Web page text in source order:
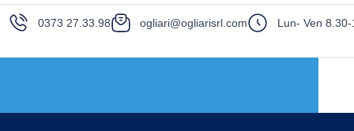
0373 27.33.98 ogliari@ogliarisrl.com Lun- Ven